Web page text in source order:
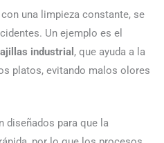
con una limpieza constante, se
Un ejemplo es el
industrial , que ayuda a la
platos, evitando malos olores
diseñados para que la